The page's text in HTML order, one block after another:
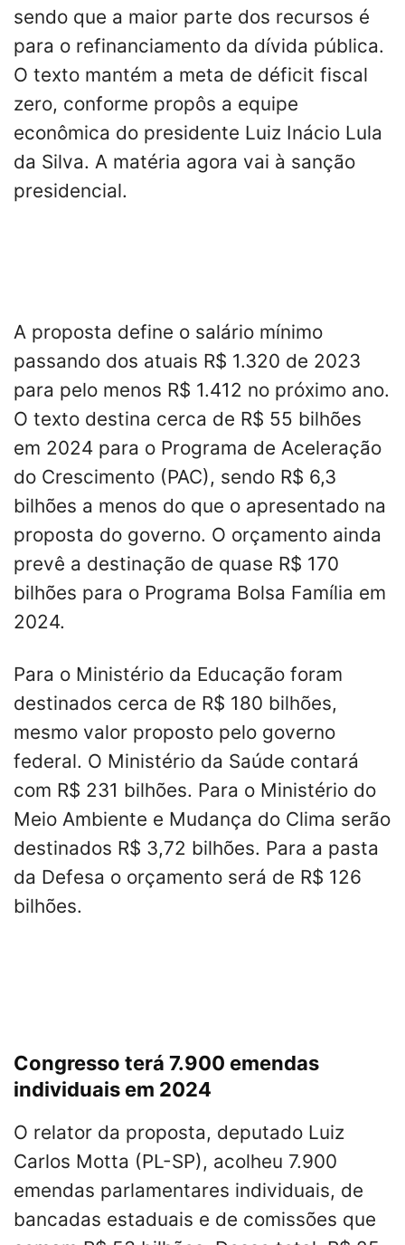
sendo que a maior parte dos recursos é
para o refinanciamento da dívida pública.
O texto mantém a meta de déficit fiscal
zero, conforme propôs a equipe
econômica do presidente Luiz Inácio Lula
da Silva. A matéria agora vai à sanção
presidencial.
A proposta define o salário mínimo
passando dos atuais R$ 1.320 de 2023
para pelo menos R$ 1.412 no próximo ano.
O texto destina cerca de R$ 55 bilhões
em 2024 para o Programa de Aceleração
do Crescimento (PAC), sendo R$ 6,3
bilhões a menos do que o apresentado na
proposta do governo. O orçamento ainda
prevê a destinação de quase R$ 170
bilhões para o Programa Bolsa Família em
2024.
Para o Ministério da Educação foram
destinados cerca de R$ 180 bilhões,
mesmo valor proposto pelo governo
federal. O Ministério da Saúde contará
com R$ 231 bilhões. Para o Ministério do
Meio Ambiente e Mudança do Clima serão
destinados R$ 3,72 bilhões. Para a pasta
da Defesa o orçamento será de R$ 126
bilhões.
Congresso terá 7.900 emendas
individuais em 2024
O relator da proposta, deputado Luiz
Carlos Motta (PL-SP), acolheu 7.900
emendas parlamentares individuais, de
bancadas estaduais e de comissões que